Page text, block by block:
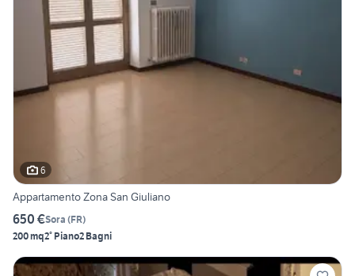
6
Appartamento Zona San Giuliano
650 €Sora (FR)
200 mq2° Piano2 Bagni